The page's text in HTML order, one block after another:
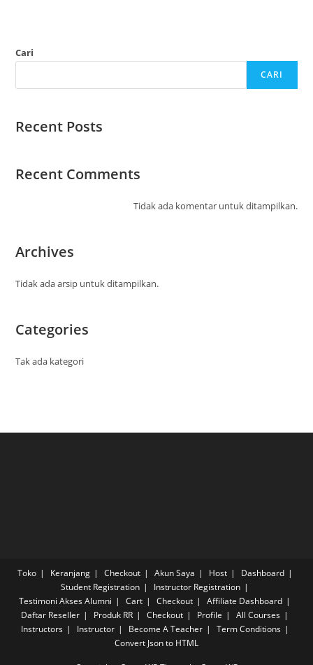
Cari
CARI
Recent Posts
Recent Comments
Tidak ada komentar untuk ditampilkan.
Archives
Tidak ada arsip untuk ditampilkan.
Categories
Tak ada kategori
Toko Keranjang Checkout Akun Saya Host
Dashboard
Student Registration
Instructor Registration
Testimoni Akses Alumni
Cart Checkout
Affiliate Dashboard
Daftar Reseller
Produk RR Checkout Profile
All Courses
Instructors
Instructor Become A Teacher
Term Conditions
Convert Json to HTML